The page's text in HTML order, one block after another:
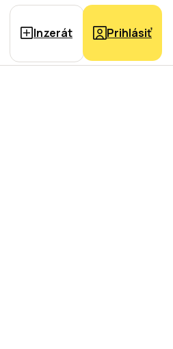
Inzerát Prihlásiť